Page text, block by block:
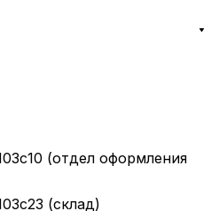
(отдел оформления
(склад)